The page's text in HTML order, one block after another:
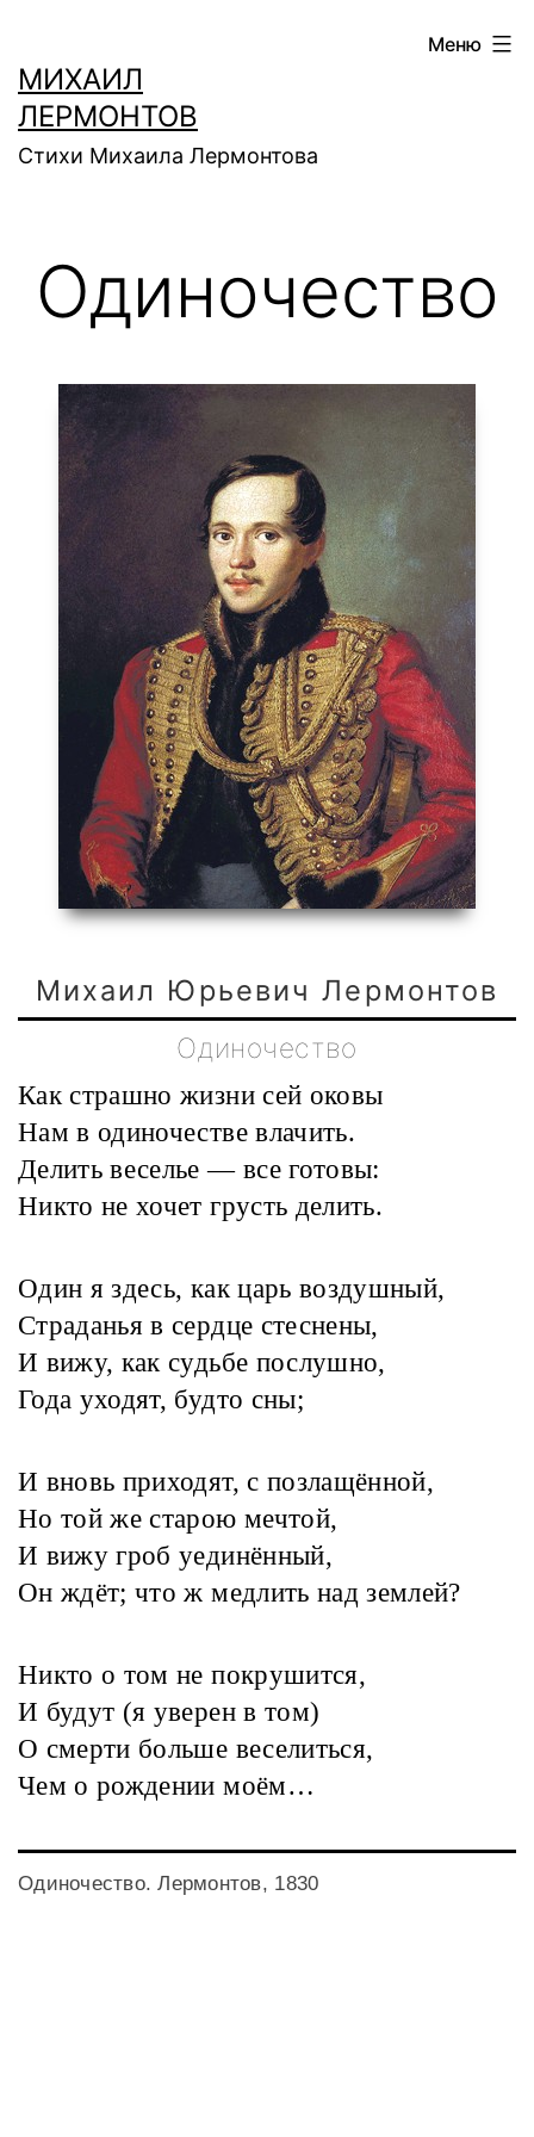
содержимому
МИХАИЛ
ЛЕРМОНТОВ
Стихи Михаила Лермонтова
Меню
Одиночество
Михаил Юрьевич Лермонтов
Одиночество
Как страшно жизни сей оковы
Нам в одиночестве влачить.
Делить веселье — все готовы:
Никто не хочет грусть делить.
Один я здесь, как царь воздушный,
Страданья в сердце стеснены,
И вижу, как судьбе послушно,
Года уходят, будто сны;
И вновь приходят, с позлащённой,
Но той же старою мечтой,
И вижу гроб уединённый,
Он ждёт; что ж медлить над землей?
Никто о том не покрушится,
И будут (я уверен в том)
О смерти больше веселиться,
Чем о рождении моём…
Одиночество. Лермонтов, 1830